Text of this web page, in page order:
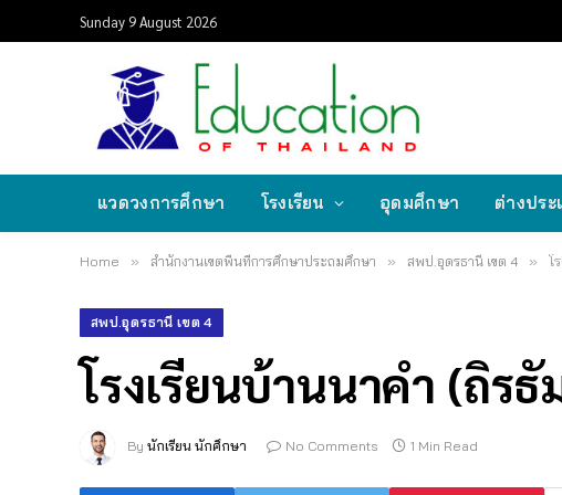
Sunday 9 August 2026
แวดวงการศึกษา โรงเรียน อุดมศึกษา ต่างประ
Home » สำนักงานเขตพื้นที่การศึกษาประถมศึกษา » สพป.อุดรธานี เขต 4 » โ
สพป.อุดรธานี เขต 4
โรงเรียนบ้านนาคำ (ถิร
By นักเรียน นักศึกษา No Comments 1 Min Read